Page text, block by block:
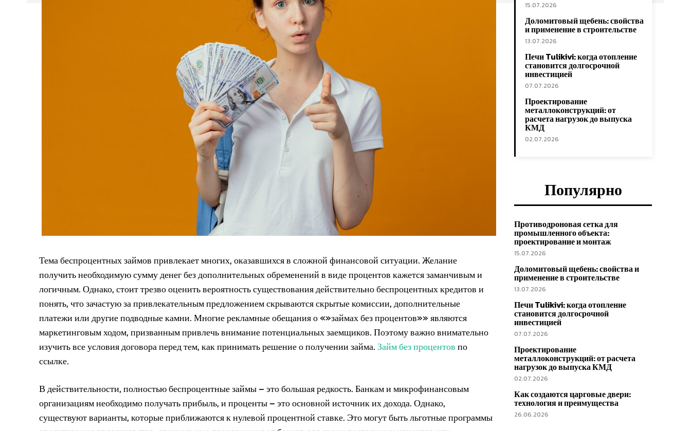
Тема беспроцентных займов привлекает многих, оказавшихся в сложной финансовой ситуации. Желание
получить необходимую сумму денег без дополнительных обременений в виде процентов кажется заманчивым и
логичным. Однако, стоит трезво оценить вероятность существования действительно беспроцентных кредитов и
понять, что зачастую за привлекательным предложением скрываются скрытые комиссии, дополнительные
платежи или другие подводные камни. Многие рекламные обещания о «»займах без процентов»» являются
маркетинговым ходом, призванным привлечь внимание потенциальных заемщиков. Поэтому важно внимательно
изучить все условия договора перед тем, как принимать решение о получении займа.Займ без процентовпо
ссылке.
В действительности, полностью беспроцентные займы – это большая редкость. Банкам и микрофинансовым
организациям необходимо получать прибыль, и проценты – это основной источник их дохода. Однако,
существуют варианты, которые приближаются к нулевой процентной ставке. Это могут быть льготные программы
15.07.2026
Доломитовый щебень: свойства
и применение в строительстве
13.07.2026
Печи Tulikivi: когда отопление
становится долгосрочной
инвестицией
07.07.2026
Проектирование
металлоконструкций: от
расчета нагрузок до выпуска
КМД
02.07.2026
Популярно
Противодроновая сетка для
промышленного объекта:
проектирование и монтаж
15.07.2026
Доломитовый щебень: свойства и
применение в строительстве
13.07.2026
Печи Tulikivi: когда отопление
становится долгосрочной
инвестицией
07.07.2026
Проектирование
металлоконструкций: от расчета
нагрузок до выпуска КМД
02.07.2026
Как создаются царговые двери:
технология и преимущества
26.06.2026